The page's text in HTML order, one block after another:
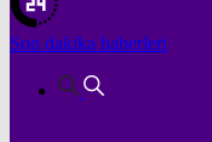
Son dakika haberleri